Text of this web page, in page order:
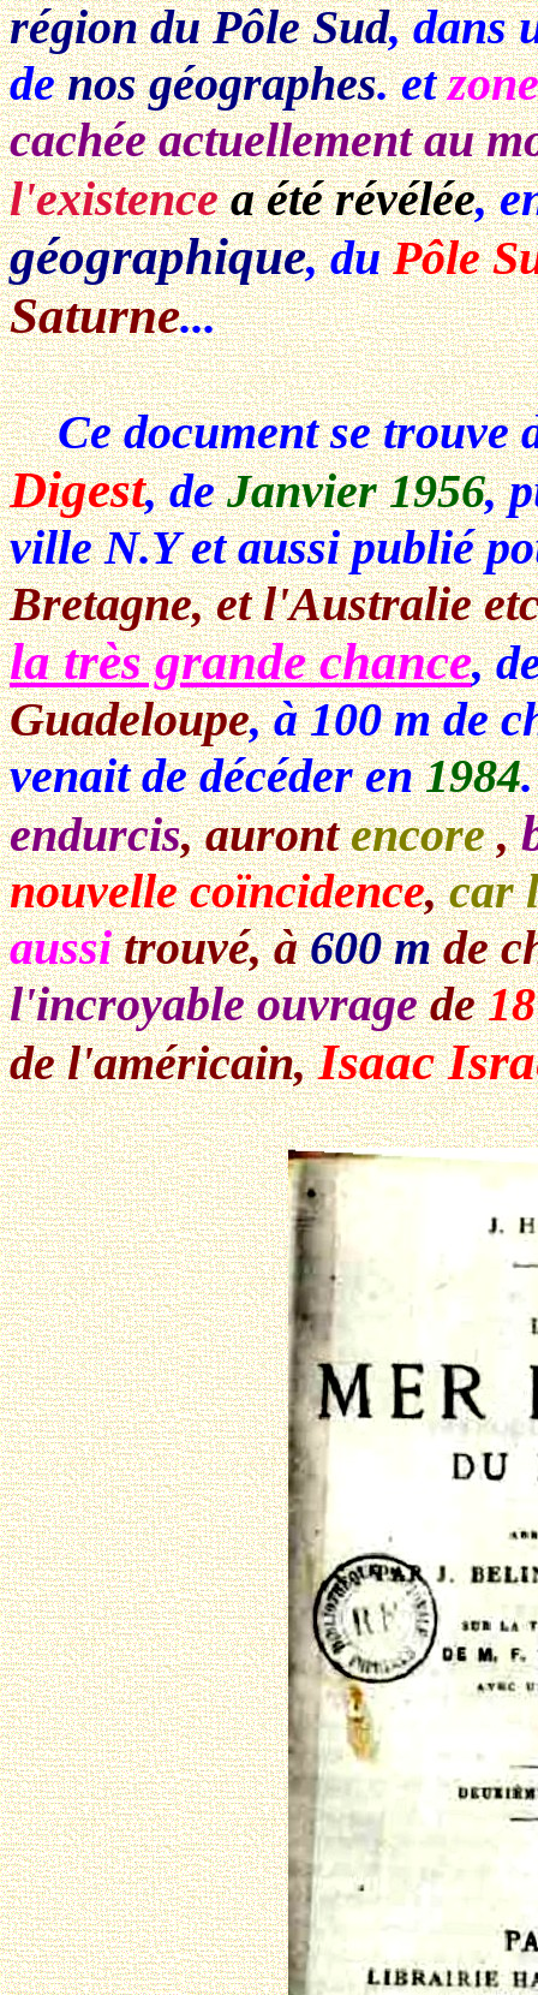
région du Pôle Sud, dans
denos géographes. et
cachée actuellement au
l'existence a été révélée,
géographique, duPôle
Saturne...
Ce document se trouve
Digest, deJanvier 1956,
ville N.Y et aussi publié
Bretagne, et l'Australie
la très grande chance,
Guadeloupe, à 100 m de
venait de décéder en1984
endurcis, aurontencore,
nouvelle coïncidence,car
aussitrouvé, à600 mde
l'incroyable ouvragede
de l'américain,Isaac